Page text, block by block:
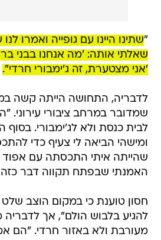
"שתינו היינו עם גופייה ואמרו
שאלתי אותה: 'מה אנחנו בבני
'אני מצטערת, זה ג'ימבורי חרדי".
לדבריה, התחושה הייתה קשה
שמדובר במרחב ציבורי עירוני.
לבית כנסת ולא לג'ימבורי. בסוף
ומישהי הביאה לי צעיף כדי
שהייתה איתי התכסתה עם אפוד
האמנתי שבפתח תקווה דבר כזה
חסון טוענת כי במקום הוצב
להגיע בלבוש הולם", אך לדבריה
מעורבת ולא באזור חרדי. "הם